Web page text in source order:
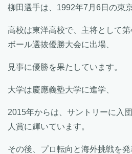
柳田選手は、1992年7月6日の東
高校は東洋高校で、主将として
ボール選抜優勝大会に出場、
見事に優勝を果たしています。
大学は慶應義塾大学に進学、
2015年からは、サントリーに入
人賞に輝いています。
その後、プロ転向と海外挑戦を